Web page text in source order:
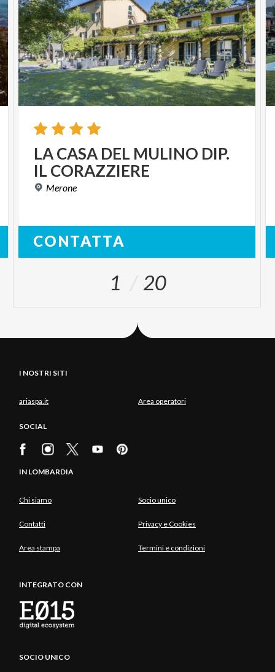
LACASA DEL MULINO DIP.
IL CORAZZIERE
Merone
CONTATTA
1 20
I NOSTRI SITI
ariaspa.it Area operatori
SOCIAL
IN LOMBARDIA
Chi siamo Socio unico
Contatti Privacy e Cookies
Area stampa Termini e condizioni
INTEGRATO CON
SOCIO UNICO